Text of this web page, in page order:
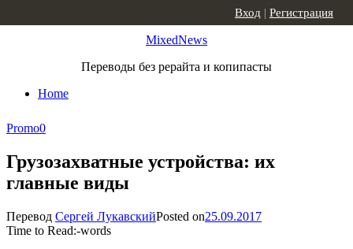
MixedNews
Переводы без рерайта и копипасты
Home
Вход | Регистрация
Promo0
Грузозахватные устройства: их
главные виды
Перевод Сергей ЛукавскийPosted on25.09.2017
Time to Read:-words